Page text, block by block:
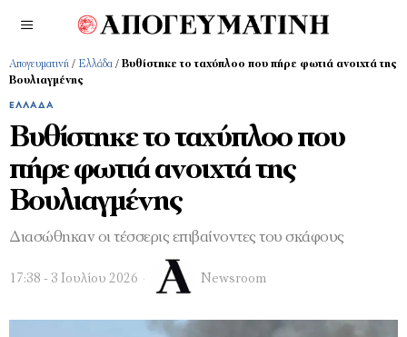
Απογευματινή / Ελλάδα / Βυθίστηκε το ταχύπλοο που πήρε φωτιά ανοιχτά της
Βουλιαγμένης
ΕΛΛΆΔΑ
Βυθίστηκε το ταχύπλοο που
πήρε φωτιά ανοιχτά της
Βουλιαγμένης
Διασώθηκαν οι τέσσερις επιβαίνοντες του σκάφους
17:38 - 3 Ιουλίου 2026 Newsroom